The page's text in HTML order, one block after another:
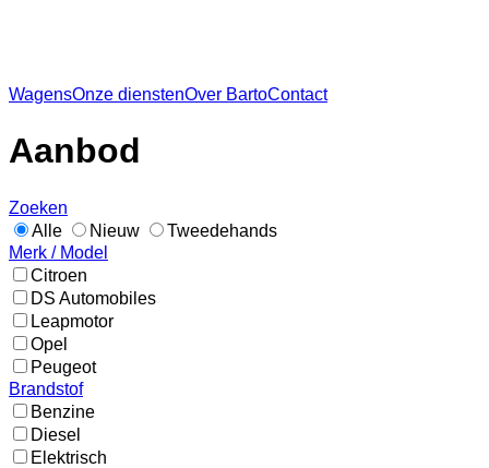
WagensOnze dienstenOver BartoContact
Aanbod
Zoeken
Alle
Nieuw
Tweedehands
Merk / Model
Citroen
DS Automobiles
Leapmotor
Opel
Peugeot
Brandstof
Benzine
Diesel
Elektrisch